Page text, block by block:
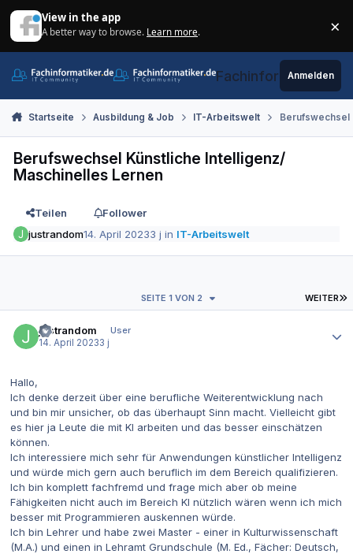
View in the app
A better way to browse. Learn more. ×
Fachinformatiker.de
Anmelden
Startseite Ausbildung & Job IT-Arbeitswelt Berufswechsel
Berufswechsel Künstliche Intelligenz/
Maschinelles Lernen
Teilen
Follower
justrandom14. April 20233 j in IT-Arbeitswelt
WEITER
SEITE 1 VON 2
justrandom
User
14. April 20233 j
Hallo,
Ich denke derzeit über eine berufliche Weiterentwicklung nach
und bin mir unsicher, ob das überhaupt Sinn macht. Vielleicht gibt
es hier ja Leute die mit KI arbeiten und das besser einschätzen
können.
Ich interessiere mich sehr für Anwendungen künstlicher Intelligenz
und würde mich gern auch beruflich im dem Bereich qualifizieren.
Ich bin komplett fachfremd und frage mich aber ob meine
Fähigkeiten nicht auch im Bereich KI nützlich wären wenn ich mich
besser mit Programmieren auskennen würde.
Ich bin Lehrer und habe zwei Master - einer in Kulturwissenschaft
(M.A.) und einen in Lehramt Grundschule (M. Ed., Fächer: Deutsch,